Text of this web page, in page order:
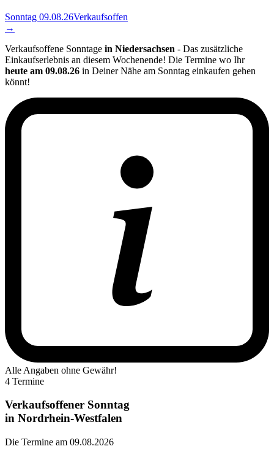
Sonntag 09.08.26Verkaufsoffen
→
Verkaufsoffene Sonntage in Niedersachsen - Das zusätzliche
Einkaufserlebnis an diesem Wochenende! Die Termine wo Ihr
heute am 09.08.26 in Deiner Nähe am Sonntag einkaufen gehen
könnt!
Alle Angaben ohne Gewähr!
4 Termine
Verkaufsoffener Sonntag
in Nordrhein-Westfalen
Die Termine am 09.08.2026